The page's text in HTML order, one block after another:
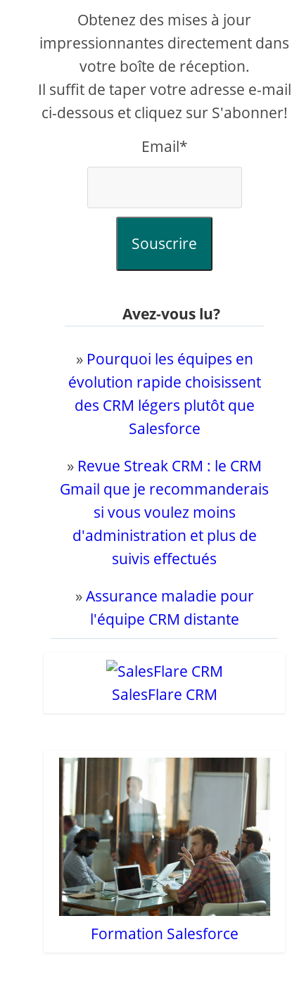
Obtenez des mises à jour
impressionnantes directement dans
votre boîte de réception.
Il suffit de taper votre adresse e-mail
ci-dessous et cliquez sur S'abonner!
Email*
Souscrire
Avez-vous lu?
» Pourquoi les équipes en
évolution rapide choisissent
des CRM légers plutôt que
Salesforce
» Revue Streak CRM : le CRM
Gmail que je recommanderais
si vous voulez moins
d'administration et plus de
suivis effectués
»Assurance maladie pour
l'équipe CRM distante
SalesFlare CRM
Formation Salesforce